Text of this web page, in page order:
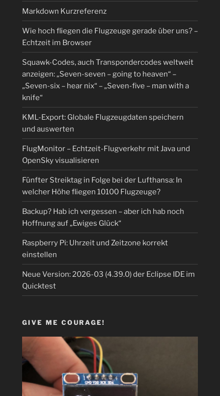
Markdown Kurzreferenz
Wie hoch fliegen die Flugzeuge gerade über uns? –
Echtzeit im Browser
Squawk-Codes, auch Transpondercodes weltweit
anzeigen: „Seven-seven – going to heaven“ –
„Seven-six – hear nix“ – „Seven-five – man with a
knife“
KML-Export: Globale Flugzeugdaten speichern
und auswerten
FlugMonitor – Echtzeit-Flugverkehr mit Java und
OpenSky visualisieren
Fünfter Streiktag in Folge bei der Lufthansa: In
welcher Höhe fliegen 10100 Flugzeuge?
Backup? Hab ich vergessen – aber ich hab noch
Hoffnung auf „Ewiges Glück“
Raspberry Pi: Uhrzeit und Zeitzone korrekt
einstellen
Neue Version: 2026-03 (4.39.0) der Eclipse IDE im
Quicktest
GIVE ME COURAGE!